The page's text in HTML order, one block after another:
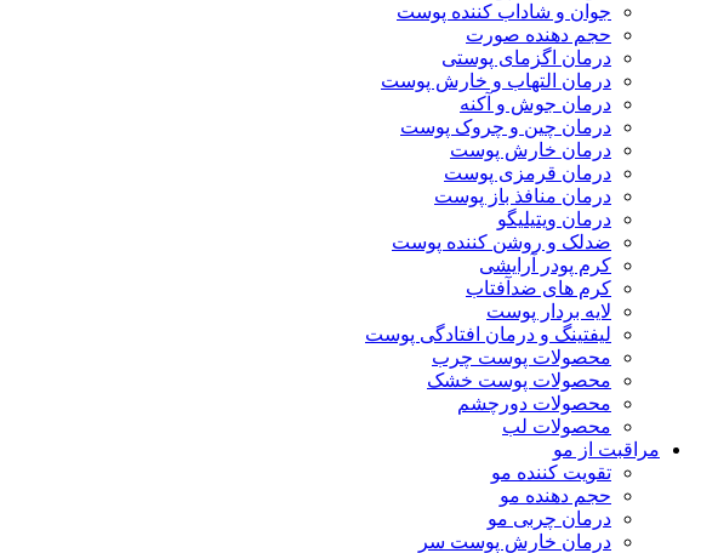
جوان و شاداب کننده پوست
حجم دهنده صورت
درمان اگزمای پوستی
درمان التهاب و خارش پوست
درمان جوش و آکنه
درمان چین و چروک پوست
درمان خارش پوست
درمان قرمزی پوست
درمان منافذ باز پوست
درمان ویتیلیگو
ضدلک و روشن کننده پوست
کرم پودر آرایشی
کرم های ضدآفتاب
لایه بردار پوست
لیفتینگ و درمان افتادگی پوست
محصولات پوست چرب
محصولات پوست خشک
محصولات دورچشم
محصولات لب
مراقبت از مو
تقویت کننده مو
حجم دهنده مو
درمان چربی مو
درمان خارش پوست سر